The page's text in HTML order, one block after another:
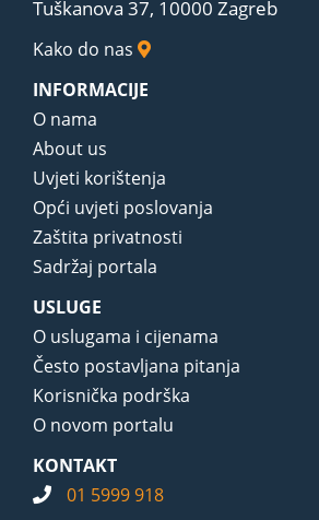
Tuškanova 37, 10000 Zagreb
Kako do nas
INFORMACIJE
O nama
About us
Uvjeti korištenja
Opći uvjeti poslovanja
Zaštita privatnosti
Sadržaj portala
USLUGE
O uslugama i cijenama
Često postavljana pitanja
Korisnička podrška
O novom portalu
KONTAKT
01 5999 918